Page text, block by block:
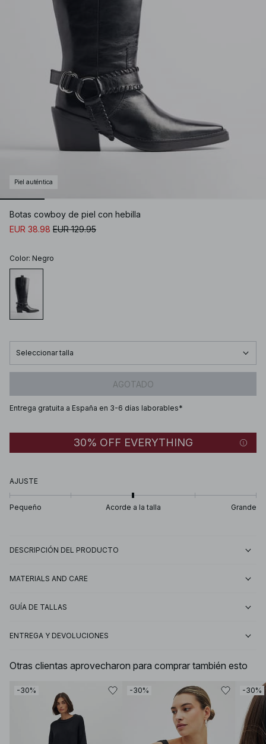
Piel auténtica
Botas cowboy de piel con hebilla
EUR 38.98 EUR 129.95
Color: Negro
Seleccionar talla
AGOTADO
Entrega gratuita a España en 3-6 días laborables*
30% OFF EVERYTHING
AJUSTE
Pequeño Acorde a la talla Grande
DESCRIPCIÓN DEL PRODUCTO
MATERIALS AND CARE
GUÍA DE TALLAS
ENTREGA Y DEVOLUCIONES
Otras clientas aprovecharon para comprar también esto
-30% -30% -30%